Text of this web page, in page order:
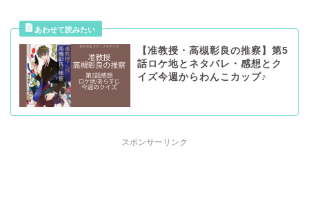
【准教授・高槻彰良の推察】第5
話ロケ地とネタバレ・感想とク
イズ今週からわんこカップ♪
スポンサーリンク